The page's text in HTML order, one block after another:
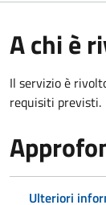
A chi è
Il servizio è
requisiti previsti.
Ulteriori